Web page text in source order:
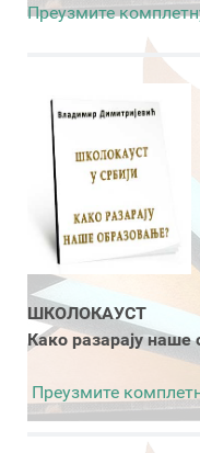
Преузмите
ШКОЛОКАУСТ
Како разарају
Преузмите